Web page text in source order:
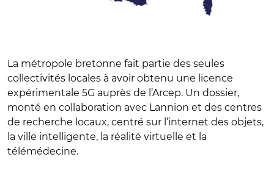
La métropole bretonne fait partie des seules
collectivités locales à avoir obtenu une licence
expérimentale 5G auprès de l’Arcep. Un dossier,
monté en collaboration avec Lannion et des centres
de recherche locaux, centré sur l’internet des objets,
la ville intelligente, la réalité virtuelle et la
télémédecine.